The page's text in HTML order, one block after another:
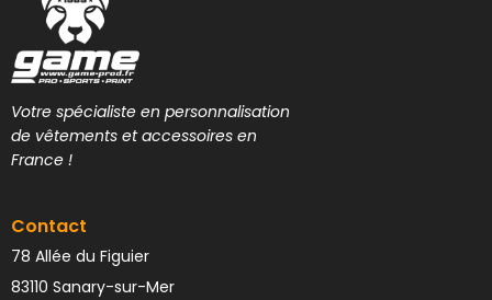
Votre spécialiste en personnalisation
de vêtements et accessoires en
France !
Contact
78 Allée du Figuier
83110 Sanary-sur-Mer